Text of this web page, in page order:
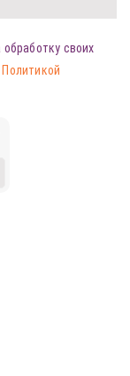
своих
Политикой